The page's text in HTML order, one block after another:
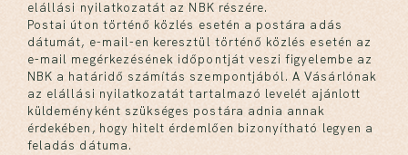
elállási nyilatkozatát az NBK részére.
Postai úton történő közlés esetén a postára adás
dátumát, e-mail-en keresztül történő közlés esetén az
e-mail megérkezésének időpontját veszi figyelembe az
NBK a határidő számítás szempontjából. A Vásárlónak
az elállási nyilatkozatát tartalmazó levelét ajánlott
küldeményként szükséges postára adnia annak
érdekében, hogy hitelt érdemlően bizonyítható legyen a
feladás dátuma.